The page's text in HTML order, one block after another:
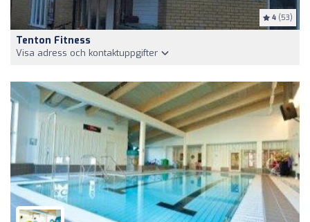
4 (53)
Tenton Fitness
Visa adress och kontaktuppgifter